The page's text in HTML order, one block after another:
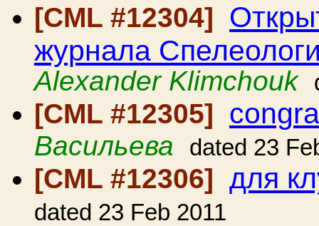
[CML #12304]
журнала
Alexander Klimchouk
[CML #12305]
Васильева dated 23
[CML #12306] для
dated 23 Feb 2011